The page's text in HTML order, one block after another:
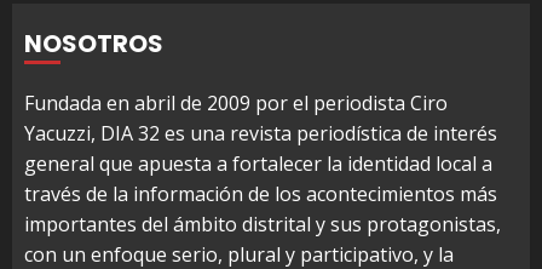
NOSOTROS
Fundada en abril de 2009 por el periodista Ciro
Yacuzzi, DIA 32 es una revista periodística de interés
general que apuesta a fortalecer la identidad local a
través de la información de los acontecimientos más
importantes del ámbito distrital y sus protagonistas,
con un enfoque serio, plural y participativo, y la